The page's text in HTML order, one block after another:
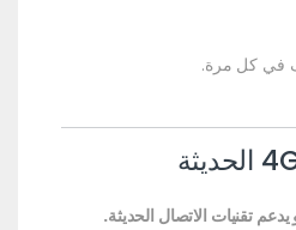
في كل مرة.
تقنيات الاتصال الحديثة.